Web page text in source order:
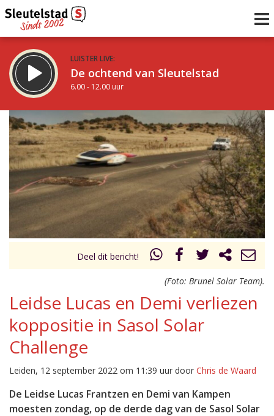
LUISTER LIVE:
De ochtend van Sleutelstad
6.00 - 12.00 uur
STRAKS:
De middag van Sleutelstad
12.00 - 17.00 uur
Vorig uur
uur 1 van 0 Volgend uur
Inklappen
Deel dit bericht!
(Foto: Brunel Solar Team).
Leidse Lucas en Demi verliezen
koppositie in Sasol Solar
Challenge
Leiden, 12 september 2022 om 11:39 uur door Chris de Waard
De Leidse Lucas Frantzen en Demi van Kampen
moesten zondag, op de derde dag van de Sasol Solar